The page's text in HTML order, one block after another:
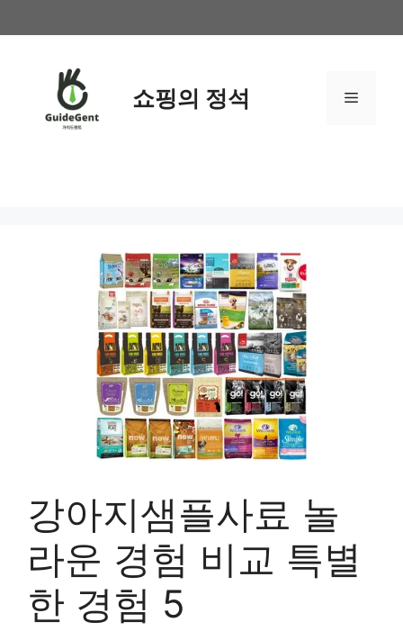
텐
쇼핑의 정석 메
강아지샘플사료 놀
라운 경험 비교 특별
한 경험 5